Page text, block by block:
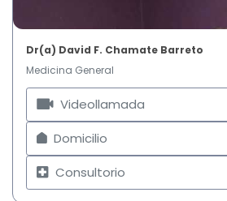
Dr(a) David F. Chamate Barreto
Medicina General
Videollamada
Domicilio
Consultorio